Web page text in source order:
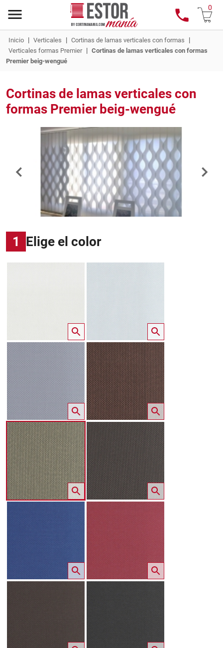
0
Inicio | Verticales | Cortinas de lamas verticales con formas |
Verticales formas Premier | Cortinas de lamas verticales con formas
Premier beig-wengué
Cortinas de lamas verticales con
formas Premier beig-wengué
1 Elige el color